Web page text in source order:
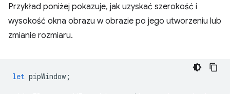
Przykład poniżej pokazuje, jak uzyskać szerokość i
wysokość okna obrazu w obrazie po jego utworzeniu lub
zmianie rozmiaru.
let pipWindow ;